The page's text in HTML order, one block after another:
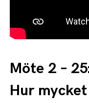
Möte 2 –
Hur